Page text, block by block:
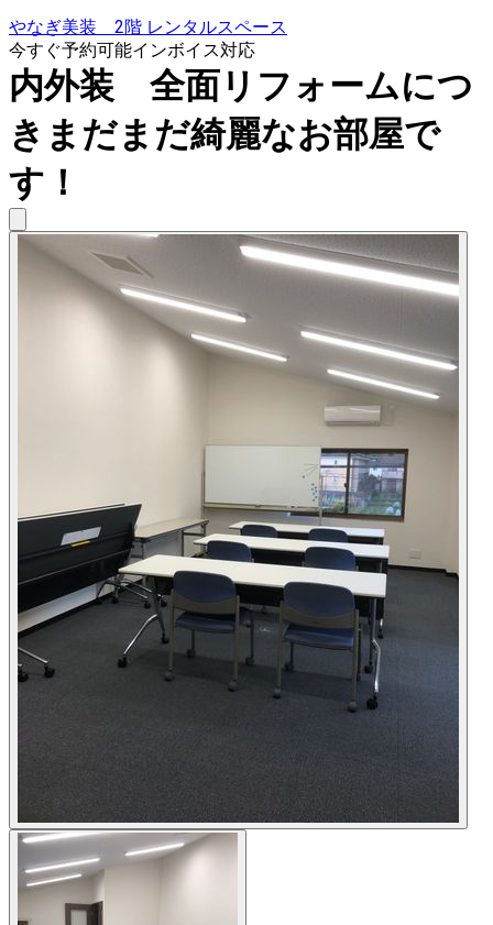
やなぎ美装 2階 レンタルスペース
今すぐ予約可能インボイス対応
内外装 全面リフォームにつ
きまだまだ綺麗なお部屋で
す！